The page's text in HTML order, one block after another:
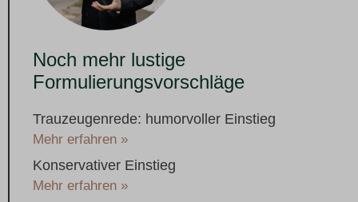
Noch mehr lustige
Formulierungsvorschläge
Trauzeugenrede: humorvoller Einstieg
Mehr erfahren »
Konservativer Einstieg
Mehr erfahren »